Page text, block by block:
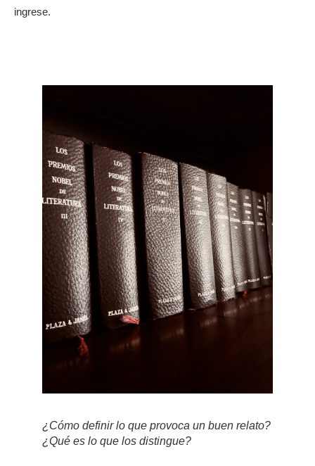
ingrese.
¿Cómo definir lo que provoca un buen relato?
¿Qué es lo que los distingue?